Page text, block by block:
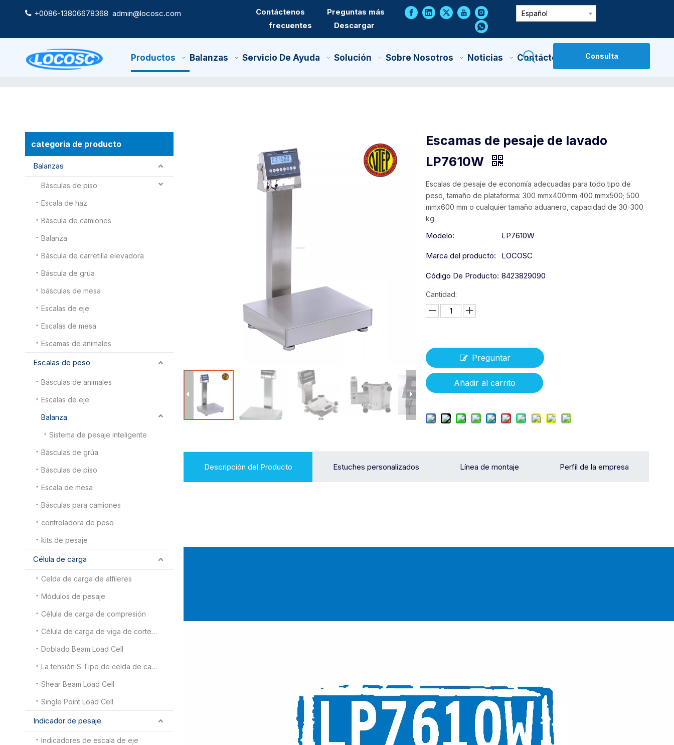
 +0086-13806678368 admin@locosc.com Contáctenos
Preguntas más
frecuentes
Descargar
Español
Productos Balanzas Servicio De Ayuda Solución Sobre Nosotros Noticias Contáctenos Consulta
categoria de producto
Balanzas
Básculas de piso
Escala de haz
Báscula de camiones
Balanza
Báscula de carretilla elevadora
Báscula de grúa
básculas de mesa
Escalas de eje
Escalas de mesa
Escamas de animales
Escalas de peso
Básculas de animales
Escalas de eje
Balanza
Sistema de pesaje inteligente
Básculas de grúa
Básculas de piso
Escala de mesa
Básculas para camiones
controladora de peso
kits de pesaje
Célula de carga
Celda de carga de alfileres
Módulos de pesaje
Célula de carga de compresión
Célula de carga de viga de corte de doble extremo
Doblado Beam Load Cell
La tensión S Tipo de celda de carga
Shear Beam Load Cell
Single Point Load Cell
Indicador de pesaje
Indicadores de escala de eje
Escamas de pesaje de lavado
LP7610W
Escalas de pesaje de economía adecuadas para todo tipo de
peso, tamaño de plataforma: 300 mmx400mm 400 mmx500; 500
mmx600 mm o cualquier tamaño aduanero, capacidad de 30-300
kg.
Modelo: LP7610W
Marca del producto: LOCOSC
Código De Producto: 8423829090
Cantidad:
Preguntar
Añadir al carrito
Descripción del Producto Estuches personalizados Línea de montaje Perfil de la empresa